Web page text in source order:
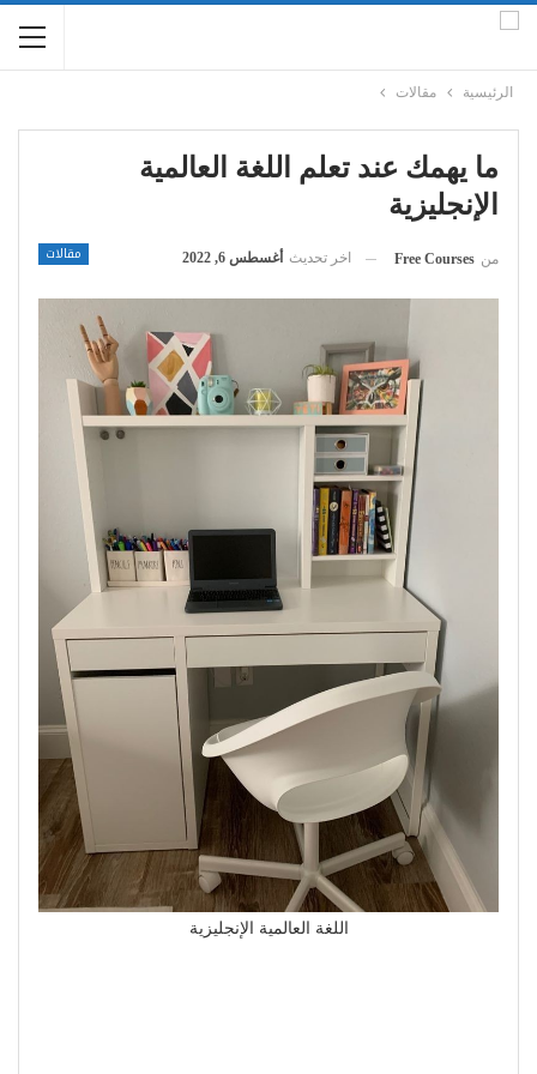
الرئيسية مقالات
ما يهمك عند تعلم اللغة العالمية
الإنجليزية
مقالات من Free Courses اخر تحديث أغسطس 6, 2022
اللغة العالمية الإنجليزية